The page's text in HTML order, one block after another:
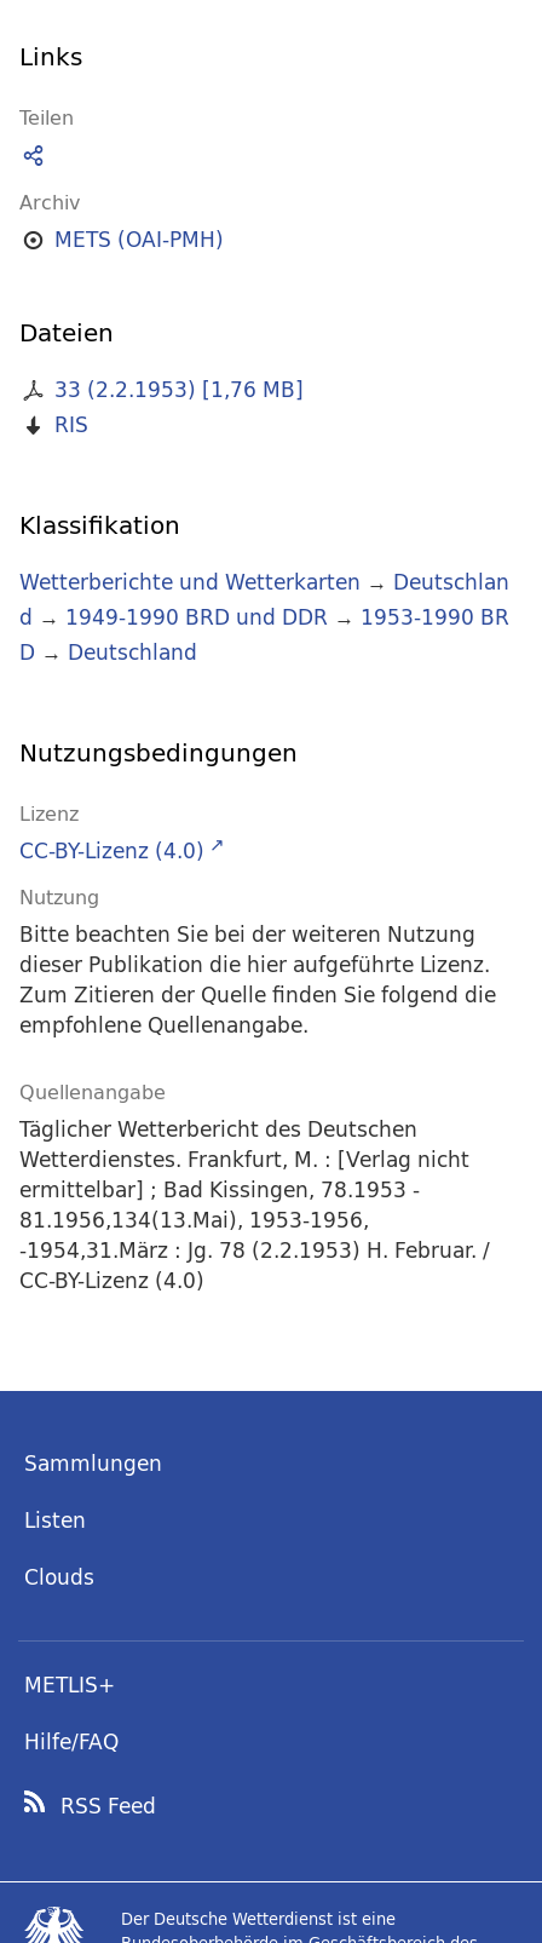
Links
Teilen
Archiv
METS (OAI-PMH)
Dateien
33 (2.2.1953) [1,76 MB]
RIS
Klassifikation
Wetterberichte und Wetterkarten → Deutschlan
d → 1949-1990 BRD und DDR → 1953-1990 BR
D → Deutschland
Nutzungsbedingungen
Lizenz
CC-BY-Lizenz (4.0)
Nutzung
Bitte beachten Sie bei der weiteren Nutzung
dieser Publikation die hier aufgeführte Lizenz.
Zum Zitieren der Quelle finden Sie folgend die
empfohlene Quellenangabe.
Quellenangabe
Täglicher Wetterbericht des Deutschen
Wetterdienstes. Frankfurt, M. : [Verlag nicht
ermittelbar] ; Bad Kissingen, 78.1953 -
81.1956,134(13.Mai), 1953-1956,
-1954,31.März : Jg. 78 (2.2.1953) H. Februar. /
CC-BY-Lizenz (4.0)
Sammlungen
Listen
Clouds
METLIS+
Hilfe/FAQ
RSS Feed
Der Deutsche Wetterdienst ist eine